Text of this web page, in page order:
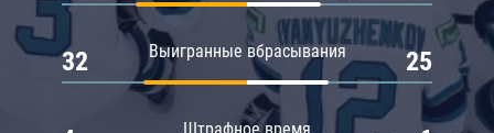
Выигранные вбрасывания
32 25